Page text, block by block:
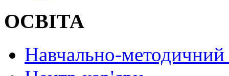
ОСВІТА
Навчально-методичний